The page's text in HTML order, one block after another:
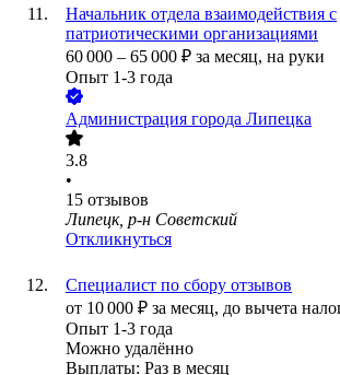
Начальник отдела взаимодействия с
патриотическими организациями
60 000 – 65 000 ₽ за месяц, на руки
Опыт 1-3 года
Администрация города Липецка
3.8
•
15 отзывов
Липецк, р-н Советский
Откликнуться
Специалист по сбору отзывов
от 10 000 ₽ за месяц, до вычета
Опыт 1-3 года
Можно удалённо
Выплаты: Раз в месяц